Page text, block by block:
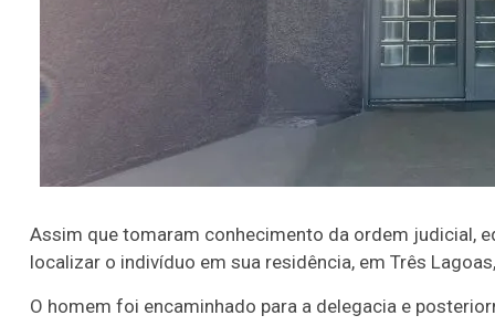
Assim que tomaram conhecimento da ordem judicial,
localizar o indivíduo em sua residência, em Três
O homem foi encaminhado para a delegacia e
25
detalhes
35 36 43 49
63